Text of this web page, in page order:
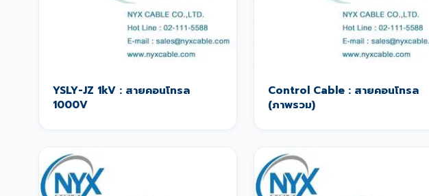
YSLY-JZ 1kV : สายคอนโทรล
1000V
Control Cable : สายคอนโทรล
(ภาพรวม)